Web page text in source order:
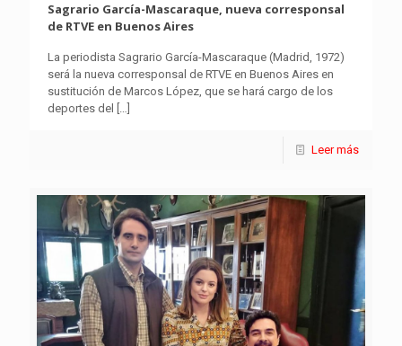
Sagrario García-Mascaraque, nueva corresponsal
de RTVE en Buenos Aires
La periodista Sagrario García-Mascaraque (Madrid, 1972)
será la nueva corresponsal de RTVE en Buenos Aires en
sustitución de Marcos López, que se hará cargo de los
deportes del
[…]
Leer más